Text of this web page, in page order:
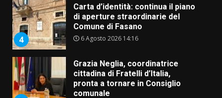
4
Carta d’identità: continua il piano
di aperture straordinarie del
Comune di Fasano
6 Agosto 2026 14:16
Grazia Neglia, coordinatrice
cittadina di Fratelli d’Italia,
pronta a tornare in Consiglio
comunale